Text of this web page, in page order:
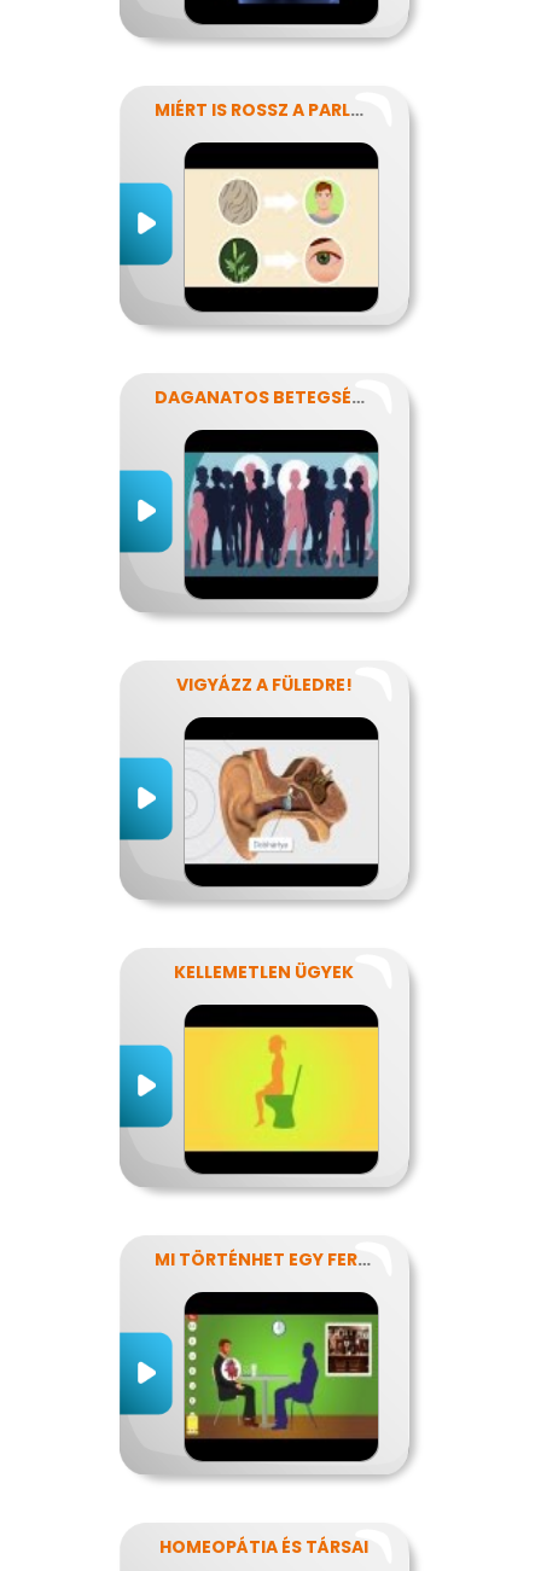
MIÉRT IS ROSSZ A PARLAGFŰ?
DAGANATOS BETEGSÉGEK
VIGYÁZZ A FÜLEDRE!
KELLEMETLEN ÜGYEK
MI TÖRTÉNHET EGY FERDE ÉJSZAKÁN?
HOMEOPÁTIA ÉS TÁRSAI